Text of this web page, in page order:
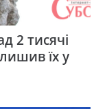
2 тисячі
їх у